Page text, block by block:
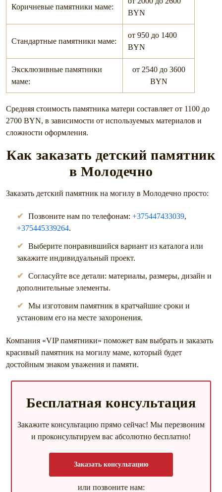
Коричневые памятники маме:
BYN
Стандартные памятники маме:
от 950 до 1400
BYN
Эксклюзивные памятники
маме:
от 2540 до 3600
BYN
Средняя стоимость памятника матери составляет от 1100 до
2700 BYN, в зависимости от используемых материалов и
сложности оформления.
Как заказать детский памятник
в Молодечно
Заказать детский памятник на могилу в Молодечно просто:
Позвоните нам по телефонам: +375447433039,
+375445339264.
Выберите понравившийся вариант из каталога или
закажите индивидуальный проект.
Согласуйте все детали: материалы, размеры, дизайн и
дополнительные элементы.
Мы изготовим памятник в кратчайшие сроки и
установим его на месте захоронения.
Компания «VIP памятники» поможет вам выбрать и заказать
красивый памятник на могилу маме, который будет
достойным знаком уважения и памяти.
Бесплатная консультация
Закажите консультацию прямо сейчас! Мы перезвоним
и проконсультируем вас абсолютно бесплатно!
Заказать консультацию
или позвоните нам: